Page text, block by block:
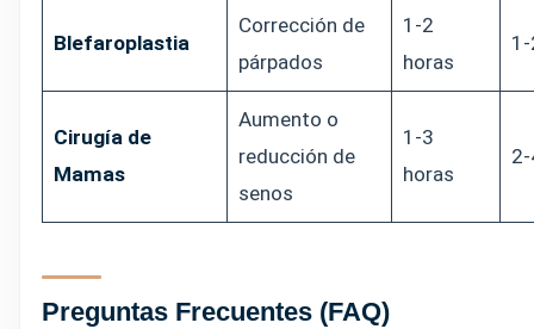
Blefaroplastia
Corrección de
párpados
1-2
horas
Cirugía de
Mamas
Aumento o
reducción de
senos
1-3
horas
Preguntas Frecuentes (FAQ)